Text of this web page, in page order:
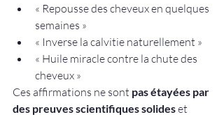
« Repousse des cheveux en quelques
semaines »
« Inverse la calvitie naturellement »
« Huile miracle contre la chute des
cheveux »
Ces affirmations ne sont pas étayées par
des preuves scientifiques solides et